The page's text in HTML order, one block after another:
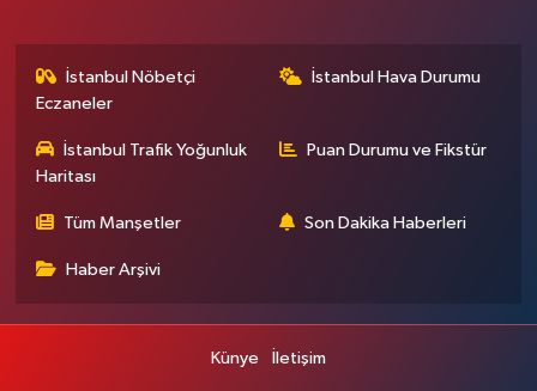
İstanbul Nöbetçi
Eczaneler
İstanbul Hava Durumu
İstanbul Trafik Yoğunluk
Haritası
Puan Durumu ve Fikstür
Tüm Manşetler Son Dakika Haberleri
Haber Arşivi
Künye İletişim